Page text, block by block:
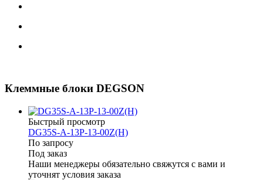
Клеммные блоки DEGSON
Быстрый просмотр
DG35S-A-13P-13-00Z(H)
По запросу
Под заказ
Наши менеджеры обязательно свяжутся с вами и
уточнят условия заказа